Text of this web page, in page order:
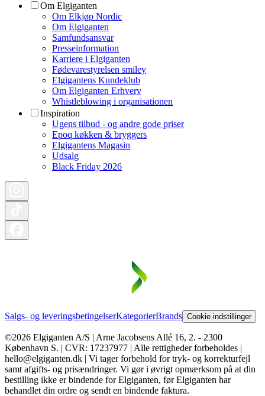
Om Elgiganten
Om Elkjøp Nordic
Om Elgiganten
Samfundsansvar
Presseinformation
Karriere i Elgiganten
Fødevarestyrelsen smiley
Elgigantens Kundeklub
Om Elgiganten Erhverv
Whistleblowing i organisationen
Inspiration
Ugens tilbud - og andre gode priser
Epoq køkken & bryggers
Elgigantens Magasin
Udsalg
Black Friday 2026
Salgs- og leveringsbetingelserKategorierBrands Cookie indstillinger
©2026 Elgiganten A/S | Arne Jacobsens Allé 16, 2. - 2300
København S. | CVR: 17237977 | Alle rettigheder forbeholdes |
hello@elgiganten.dk | Vi tager forbehold for tryk- og korrekturfejl
samt afgifts- og prisændringer. Vi gør i øvrigt opmærksom på at din
bestilling ikke er bindende for Elgiganten, før Elgiganten har
behandlet din ordre og sendt en bindende faktura.